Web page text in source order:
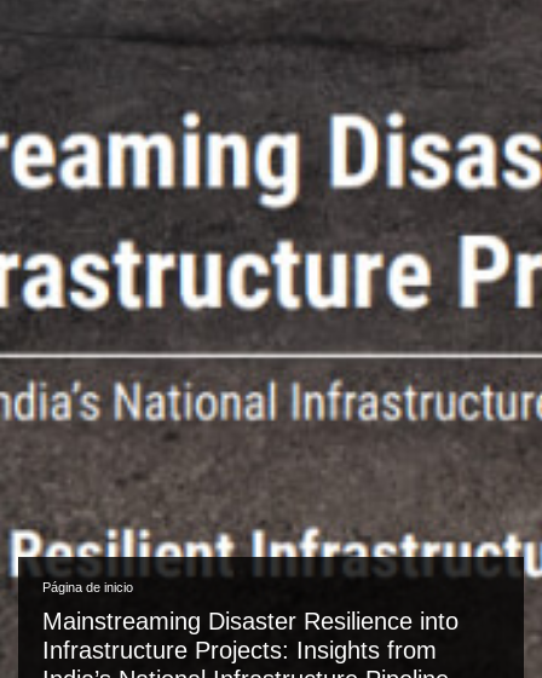
Página de inicio
Mainstreaming Disaster Resilience into
Infrastructure Projects: Insights from